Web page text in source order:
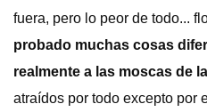
fuera, pero lo peor de todo...
probado muchas cosas
realmente a las moscas de
atraídos por todo excepto por